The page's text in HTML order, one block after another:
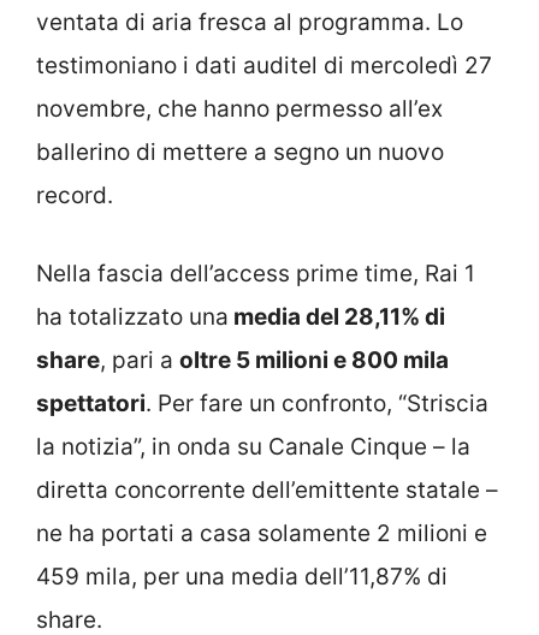
ventata di aria fresca al programma. Lo
testimoniano i dati auditel di mercoledì 27
novembre, che hanno permesso all’ex
ballerino di mettere a segno un nuovo
record.
Nella fascia dell’access prime time, Rai 1
ha totalizzato una media del 28,11% di
share, pari a oltre 5 milioni e 800 mila
spettatori. Per fare un confronto, “Striscia
la notizia”, in onda su Canale Cinque – la
diretta concorrente dell’emittente statale –
ne ha portati a casa solamente 2 milioni e
459 mila, per una media dell’11,87% di
share.